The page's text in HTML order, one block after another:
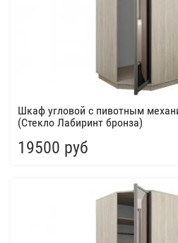
Шкаф угловой с пивотным
(Стекло Лабиринт бронза)
19500 руб